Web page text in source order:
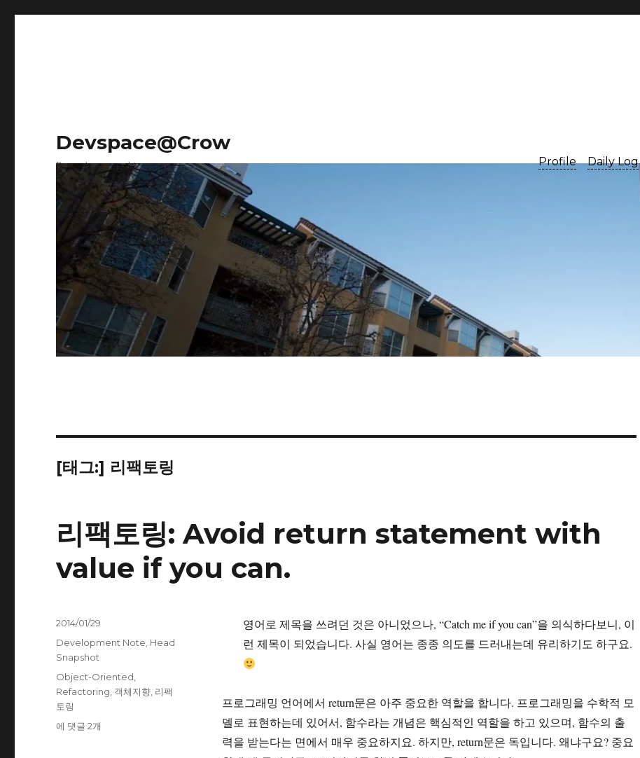
Devspace@Crow
Research on everything Profile Daily Log
[태그:] 리팩토링
리팩토링: Avoid return statement with
value if you can.
영어로 제목을 쓰려던 것은 아니었으나, “Catch me if you can”을 의식하다보니, 이
런 제목이 되었습니다. 사실 영어는 종종 의도를 드러내는데 유리하기도 하구요.
프로그래밍 언어에서 return문은 아주 중요한 역할을 합니다. 프로그래밍을 수학적 모
델로 표현하는데 있어서, 함수라는 개념은 핵심적인 역할을 하고 있으며, 함수의 출
력을 받는다는 면에서 매우 중요하지요. 하지만, return문은 독입니다. 왜냐구요? 중요
작
2014/01/29
카
테
Development Note Head
Snapshot
태
그
Object-Oriented
Refactoring 객체지향 리팩
토링
리
에 댓글 2개